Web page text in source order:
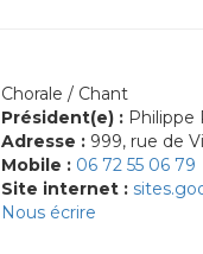
Chorale / Chant
Président(e) : Philippe
Adresse : 999, rue de
Mobile : 06 72 55 06 79
Site internet :
Nous écrire